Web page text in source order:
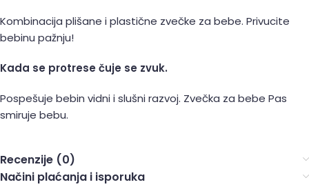
Kombinacija plišane i plastične zvečke za bebe. Privucite
bebinu pažnju!
Kada se protrese čuje se zvuk.
Pospešuje bebin vidni i slušni razvoj. Zvečka za bebe Pas
smiruje bebu.
Recenzije (0)
Načini plaćanja i isporuka